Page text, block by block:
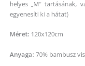
helyes „M” tartásának,
egyenesíti ki a hátat)
Méret: 120x120cm
Anyaga: 70% bambusz